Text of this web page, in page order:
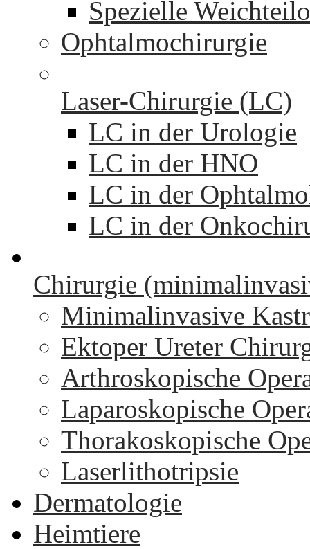
Spezielle
Ophtalmochirurgie
Laser-Chirurgie (LC)
LC in der Urologie
LC in der HNO
LC in der
LC in der
Chirurgie
Minimalinvasive
Ektoper Ureter
Arthroskopische
Laparoskopische
Thorakoskopische
Laserlithotripsie
Dermatologie
Heimtiere